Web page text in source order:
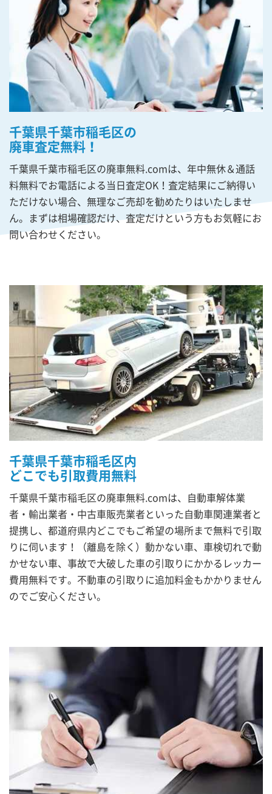
千葉県千葉市稲毛区の
廃車査定無料！
千葉県千葉市稲毛区の廃車無料.comは、年中無休＆通話
料無料でお電話による当日査定OK！査定結果にご納得い
ただけない場合、無理なご売却を勧めたりはいたしませ
ん。まずは相場確認だけ、査定だけという方もお気軽にお
問い合わせください。
千葉県千葉市稲毛区内
どこでも引取費用無料
千葉県千葉市稲毛区の廃車無料.comは、自動車解体業
者・輸出業者・中古車販売業者といった自動車関連業者と
提携し、都道府県内どこでもご希望の場所まで無料で引取
りに伺います！（離島を除く）動かない車、車検切れで動
かせない車、事故で大破した車の引取りにかかるレッカー
費用無料です。不動車の引取りに追加料金もかかりません
のでご安心ください。